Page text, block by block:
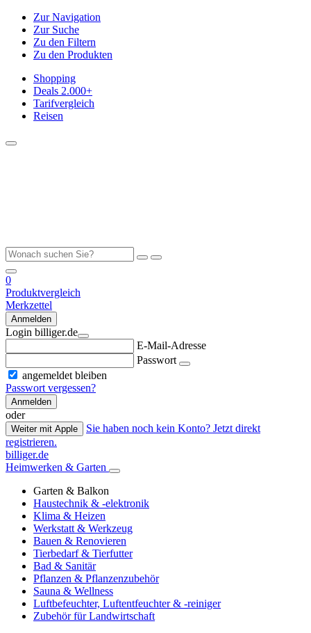
Zur Navigation
Zur Suche
Zu den Filtern
Zu den Produkten
Shopping
Deals 2.000+
Tarifvergleich
Reisen
0
Produktvergleich
Merkzettel
Anmelden
Login billiger.de
E-Mail-Adresse
Passwort
angemeldet bleiben
Passwort vergessen?
Anmelden
oder
Weiter mit Apple
Sie haben noch kein Konto? Jetzt direkt
registrieren.
billiger.de
Heimwerken & Garten
Garten & Balkon
Haustechnik & -elektronik
Klima & Heizen
Werkstatt & Werkzeug
Bauen & Renovieren
Tierbedarf & Tierfutter
Bad & Sanitär
Pflanzen & Pflanzenzubehör
Sauna & Wellness
Luftbefeuchter, Luftentfeuchter & -reiniger
Zubehör für Landwirtschaft